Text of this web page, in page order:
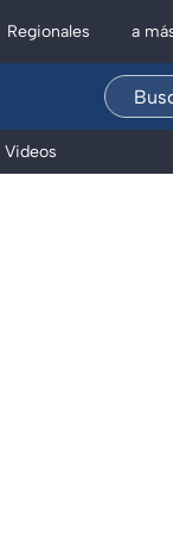
Regionales a
Videos